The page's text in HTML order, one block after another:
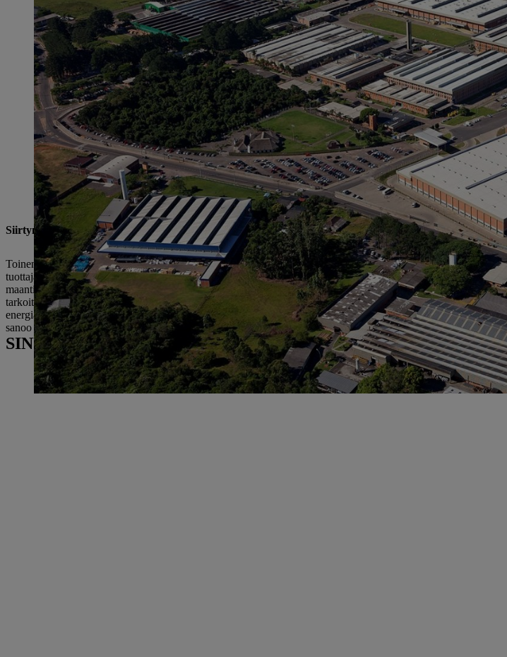
Siirtyminen vapaille energiamarkkinoille
Toinen tärkeä askel säästöjen saavuttamiseksi oli siirtyminen vapaille energiamarkkinoille vuonna 2016. Tämä
tuottajayritykseltä, jossa hinta neuvoteltiin eikä sitä asetettu etukäteen. "Yleensä sähkön toimittaa tavallinen
maantieteelliselle alueelle, ja kaikille kuluttajaryhmille tarjotaan samat hinnat. Tämä muutos säästi meille yli
tarkoitti, että pystyimme ostamaan vesivoimalla tuotettua vihreää energiaa”, Lucas Brandalise sanoo. Tämä
energiatehokkuus edellyttää toimintatapojen uudelleenarviointia ja uusien teknologioiden hyödyntämistä. Myös
sanoo Rafael Szabo.
SINUA SAATTAA KIINNOSTAA MYÖS